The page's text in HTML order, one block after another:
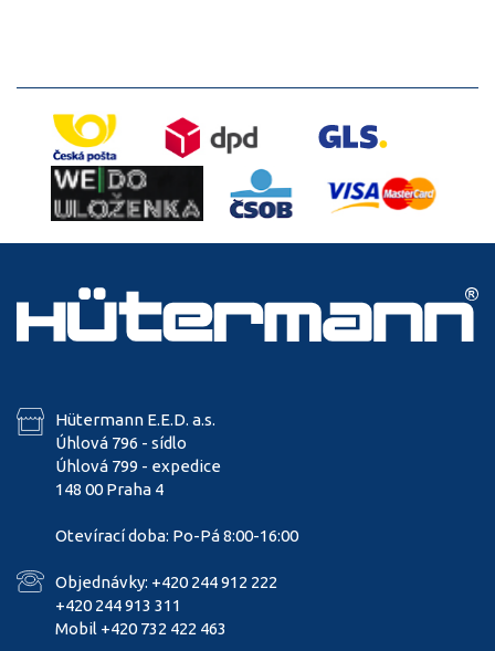
Hütermann E.E.D. a.s.
Úhlová 796 - sídlo
Úhlová 799 - expedice
148 00 Praha 4
Otevírací doba: Po-Pá 8:00-16:00
Objednávky: +420 244 912 222
+420 244 913 311
Mobil +420 732 422 463